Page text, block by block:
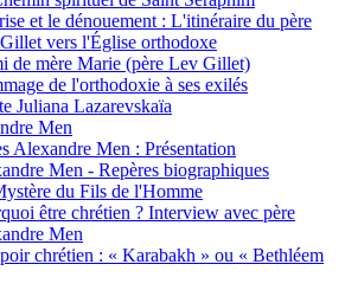
et le dénouement : L'itinéraire du père
vers l'Église orthodoxe
de mère Marie (père Lev Gillet)
de l'orthodoxie à ses exilés
Juliana Lazarevskaïa
Men
Alexandre Men : Présentation
Men - Repères biographiques
du Fils de l'Homme
être chrétien ? Interview avec père
Men
chrétien : « Karabakh » ou « Bethléem